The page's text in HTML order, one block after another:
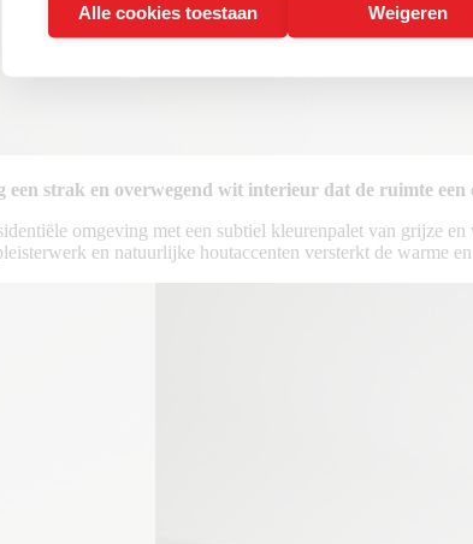
een strak en overwegend wit interieur dat de ruimte
omgeving met een subtiel kleurenpalet van grijze
en natuurlijke houtaccenten versterkt de warme
Alle cookies toestaan Weigeren